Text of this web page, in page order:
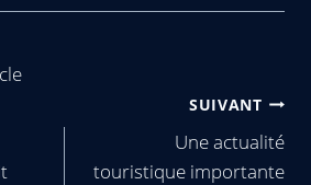
SUIVANT
Une actualité
touristique importante